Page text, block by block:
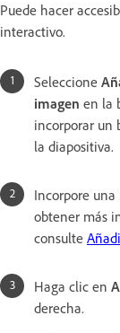
Puede hacer
interactivo.
Seleccione
imagen en la
incorporar un
la diapositiva.
Incorpore
obtener más
consulte
Haga clic en
derecha.